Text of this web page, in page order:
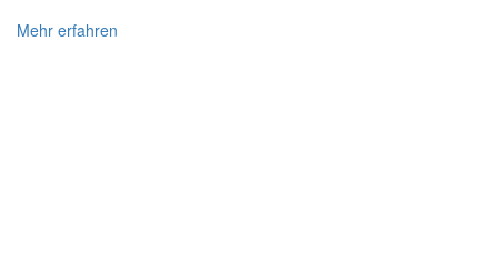
Mehr erfahren